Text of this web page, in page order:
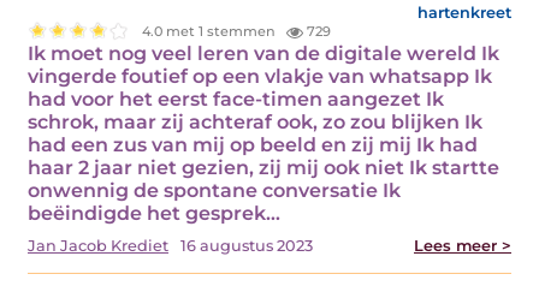
hartenkreet
4.0 met 1 stemmen 729
Ik moet nog veel leren van de digitale wereld Ik
vingerde foutief op een vlakje van whatsapp Ik
had voor het eerst face-timen aangezet Ik
schrok, maar zij achteraf ook, zo zou blijken Ik
had een zus van mij op beeld en zij mij Ik had
haar 2 jaar niet gezien, zij mij ook niet Ik startte
onwennig de spontane conversatie Ik
beëindigde het gesprek…
Jan Jacob Krediet 16 augustus 2023 Lees meer >